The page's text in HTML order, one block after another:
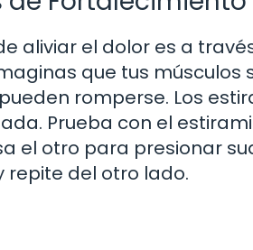
aliviar el dolor es a
que tus
romperse. Los
Prueba con el
el otro para presionar
repite del otro lado.